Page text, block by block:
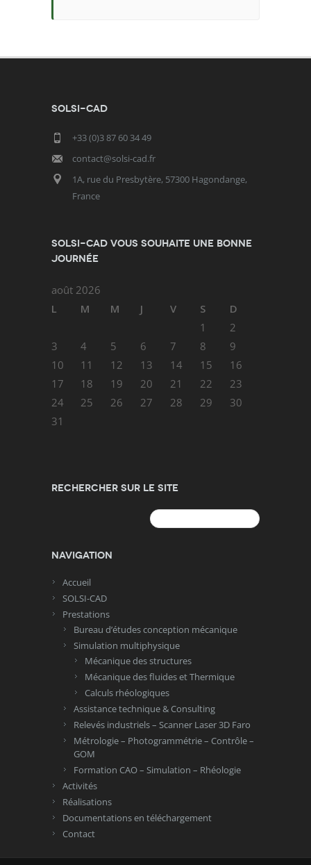
SOLSI-CAD
+33 (0)3 87 60 34 49
contact@solsi-cad.fr
1A, rue du Presbytère, 57300 Hagondange,
France
SOLSI-CAD vous souhaite une bonne
journée
août 2026
L
M M J V S
D
1
2
3
4 5 6 7 8
9
10
11 12 13 14 15
16
17
18 19 20 21 22
23
24
25 26 27 28 29
30
31
Rechercher sur le site
Navigation
Accueil
SOLSI-CAD
Prestations
Bureau d’études conception mécanique
Simulation multiphysique
Mécanique des structures
Mécanique des fluides et Thermique
Calculs rhéologiques
Assistance technique & Consulting
Relevés industriels – Scanner Laser 3D Faro
Métrologie – Photogrammétrie – Contrôle –
GOM
Formation CAO – Simulation – Rhéologie
Activités
Réalisations
Documentations en téléchargement
Contact